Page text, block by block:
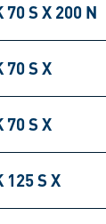
70 S X 200 N
70 S X
70 S X
125 S X